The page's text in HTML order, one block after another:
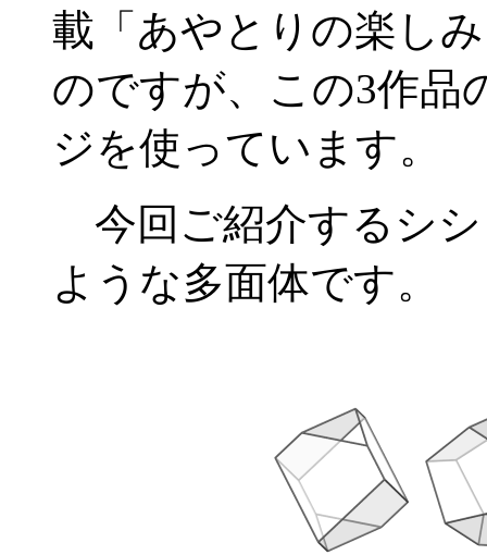
載「あやとりの楽し
のですが、この3作品
ジを使っています。
今回ご紹介するシ
ような多面体です。